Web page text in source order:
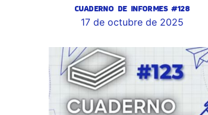
CUADERNO DE INFORMES #128
17 de octubre de 2025